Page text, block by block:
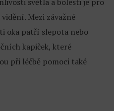
Mezi závažné
oka patří slepota nebo
kapiček, které
při léčbě pomoci také